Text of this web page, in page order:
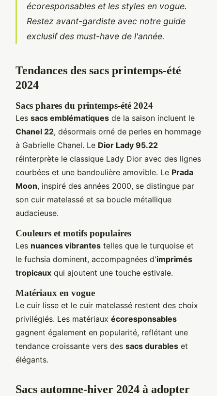
écoresponsables et les styles en vogue.
Restez avant-gardiste avec notre guide
exclusif des must-have de l'année.
Tendances des sacs printemps-été
2024
Sacs phares du printemps-été 2024
Les sacs emblématiques de la saison incluent le
Chanel 22, désormais orné de perles en hommage
à Gabrielle Chanel. Le Dior Lady 95.22
réinterprète le classique Lady Dior avec des lignes
courbées et une bandoulière amovible. Le Prada
Moon, inspiré des années 2000, se distingue par
son cuir matelassé et sa boucle métallique
audacieuse.
Couleurs et motifs populaires
Les nuances vibrantes telles que le turquoise et
le fuchsia dominent, accompagnées d'imprimés
tropicaux qui ajoutent une touche estivale.
Matériaux en vogue
Le cuir lisse et le cuir matelassé restent des choix
privilégiés. Les matériaux écoresponsables
gagnent également en popularité, reflétant une
tendance croissante vers des sacs durables et
élégants.
Sacs automne-hiver 2024 à adopter